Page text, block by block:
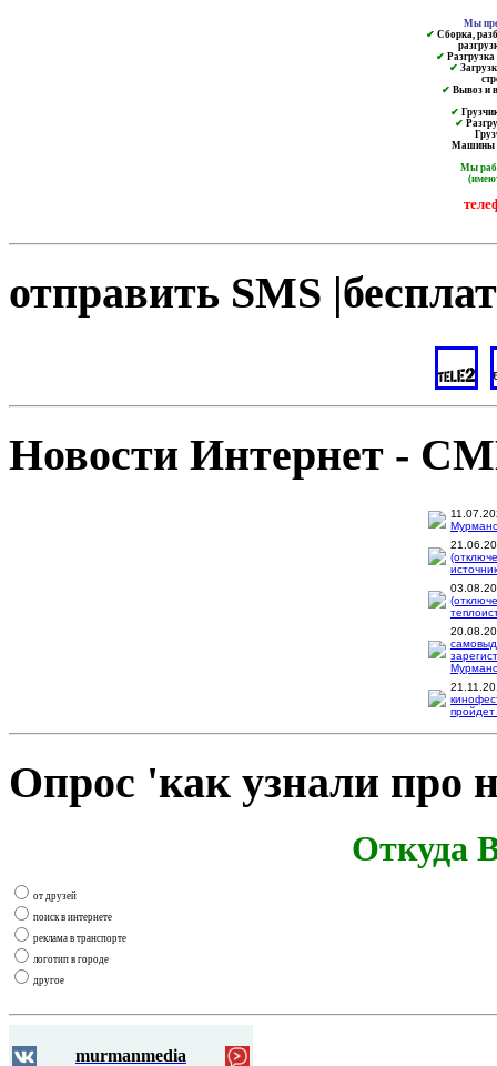
Мы
✔ Сборка,
✔ Разгрузка
✔
✔ Вывоз и
✔
✔
Машины
Мы
отправить SMS
Новости Интернет -
Опрос 'как узнали про
Откуда
от друзей
поиск в интернете
реклама в транспорте
логотип в городе
другое
murmanmedia